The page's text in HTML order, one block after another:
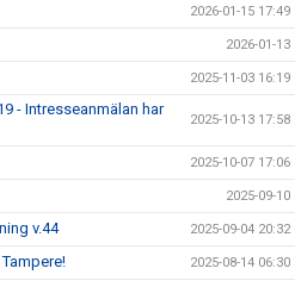
2026-01-15 17:49
2026-01-13
2025-11-03 16:19
- Intresseanmälan har
2025-10-13 17:58
2025-10-07 17:06
2025-09-10
v.44 2025-09-04 20:32
2025-08-14 06:30